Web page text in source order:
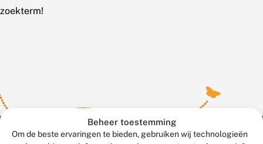
Beheer toestemming
Om de beste ervaringen te bieden, gebruiken wij technologieën
zoekterm!